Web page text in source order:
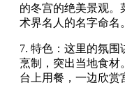
的冬宫的绝美景观。
术界名人的名字命名。
7. 特色：这里的氛
烹制，突出当地食材
台上用餐，一边欣赏